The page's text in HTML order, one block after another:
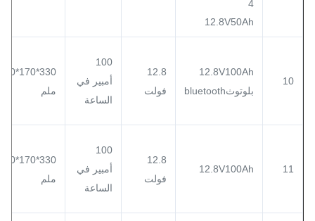
12.8V50Ah
10
12.8V100Ah
بلوتوثbluetooth
12.8
فولت
100
أمبير في
الساعة
ملم
11
12.8V100Ah
12.8
فولت
100
أمبير في
الساعة
ملم